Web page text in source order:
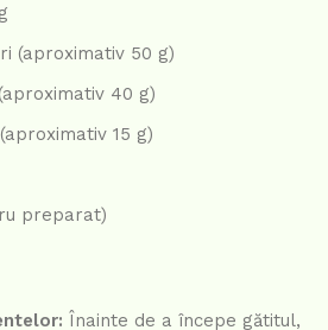
(aproximativ 50 g)
40 g)
15 g)
preparat)
Înainte de a începe gătitul,